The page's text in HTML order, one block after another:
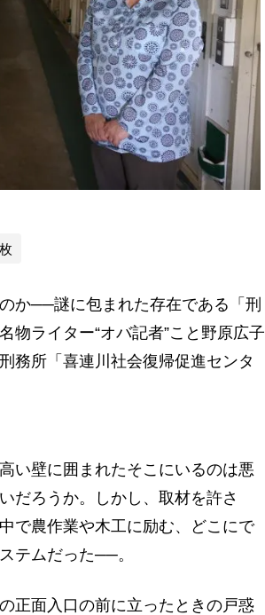
か──謎に包まれた存在である「刑
物ライター“オバ記者”こと野原広子
務所「喜連川社会復帰促進センタ
い壁に囲まれたそこにいるのは悪
だろうか。しかし、取材を許さ
で農作業や木工に励む、どこにで
テムだった──。
面入口の前に立ったときの戸惑